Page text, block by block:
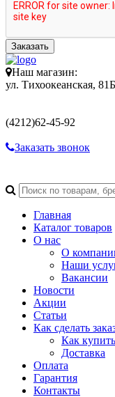
Заказать
Наш магазин:
ул. Тихоокеанская, 81Б
(4212)62-45-92
Заказать звонок
Главная
Каталог товаров
О нас
О
Наши
Вакансии
Новости
Акции
Статьи
Как сделать
Как купить
Доставка
Оплата
Гарантия
Контакты